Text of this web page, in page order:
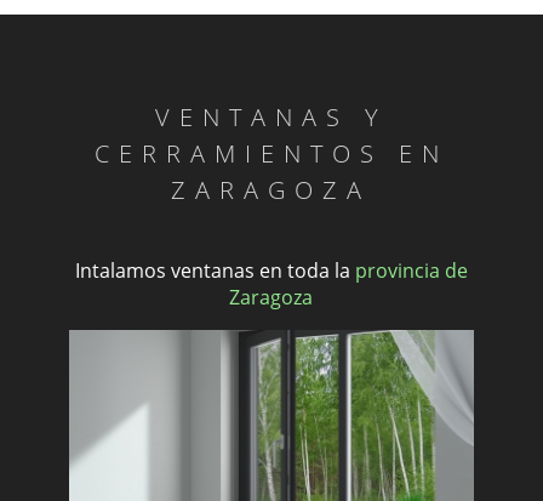
VENTANAS Y
CERRAMIENTOS EN
ZARAGOZA
Intalamos ventanas en toda la provincia de
Zaragoza